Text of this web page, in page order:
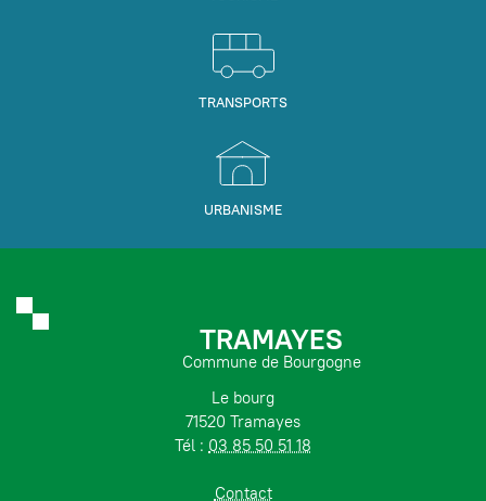
TRANSPORTS
URBANISME
TRAMAYES
Commune de Bourgogne
Le bourg
71520 Tramayes
Tél : 03 85 50 51 18
Contact